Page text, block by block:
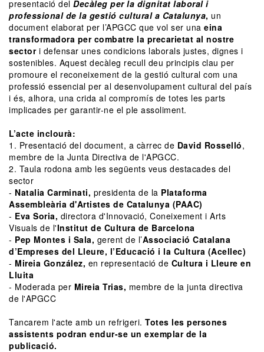
presentació del Decàleg per la dignitat laboral i
professional de la gestió cultural a Catalunya, un
document elaborat per l’APGCC que vol ser una eina
transformadora per combatre la precarietat al nostre
sectori defensar unes condicions laborals justes, dignes i
sostenibles. Aquest decàleg recull deu principis clau per
promoure el reconeixement de la gestió cultural com una
professió essencial per al desenvolupament cultural del país
i és, alhora, una crida al compromís de totes les parts
implicades per garantir-ne el ple assoliment.
L’acte inclourà:
1. Presentació del document, a càrrec de David Rosselló,
membre de la Junta Directiva de l'APGCC.
2. Taula rodona amb les següents veus destacades del
sector
- Natalia Carminati, presidenta de la Plataforma
Assembleària d'Artistes de Catalunya (PAAC)
- Eva Soria, directora d'Innovació, Coneixement i Arts
Visuals de l'Institut de Cultura de Barcelona
- Pep Montes i Sala, gerent de l’Associació Catalana
d’Empreses del Lleure, l’Educació i la Cultura (Acellec)
- Mireia González, en representació de Cultura i Lleure en
Lluita
- Moderada per Mireia Trias, membre de la junta directiva
de l'APGCC
Tancarem l'acte amb un refrigeri. Totes les persones
assistents podran endur-se un exemplar de la
publicació.